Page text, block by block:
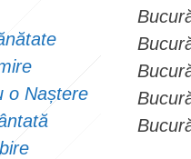
o Naștere